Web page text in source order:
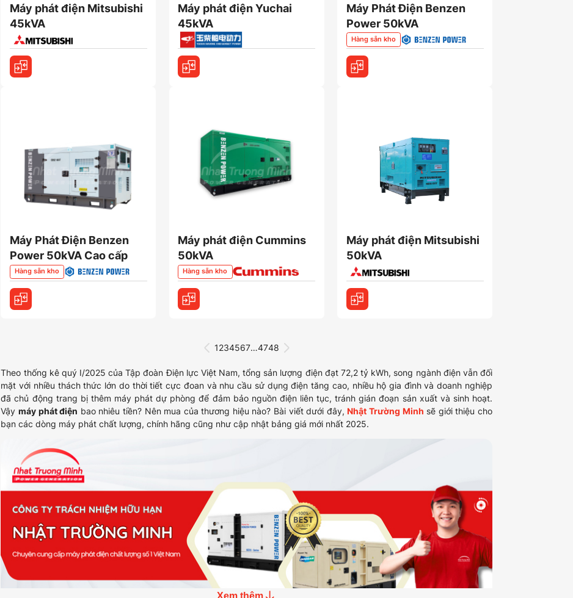
Máy phát điện Mitsubishi
45kVA
Máy phát điện Yuchai
45kVA
Máy Phát Điện Benzen
Power 50kVA
Hàng sẵn kho
Máy Phát Điện Benzen
Power 50kVA Cao cấp
Hàng sẵn kho
Máy phát điện Cummins
50kVA
Hàng sẵn kho
Máy phát điện Mitsubishi
50kVA
1234567…4748
Theo thống kê quý I/2025 của Tập đoàn Điện lực Việt Nam, tổng sản lượng điện đạt 72,2 tỷ kWh, song ngành điện vẫn đối
mặt với nhiều thách thức lớn do thời tiết cực đoan và nhu cầu sử dụng điện tăng cao, nhiều hộ gia đình và doanh nghiệp
đã chủ động trang bị thêm máy phát dự phòng để đảm bảo nguồn điện liên tục, tránh gián đoạn sản xuất và sinh hoạt.
Vậy máy phát điện bao nhiêu tiền​? Nên mua của thương hiệu nào? Bài viết dưới đây,Nhật Trường Minh sẽ giới thiệu cho
bạn các dòng máy phát chất lượng, chính hãng cũng như cập nhật bảng giá mới nhất 2025.
Xem thêm